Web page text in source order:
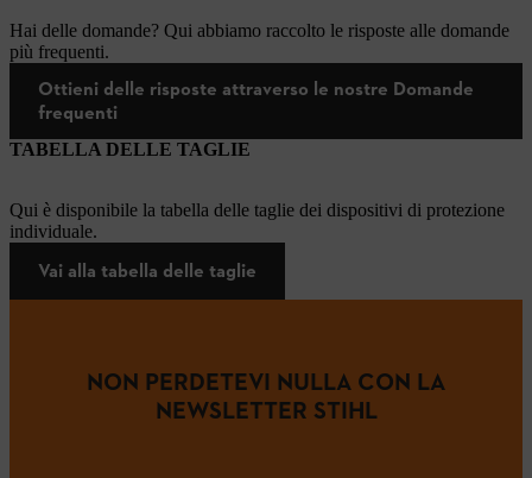
Hai delle domande? Qui abbiamo raccolto le risposte alle domande
più frequenti.
Ottieni delle risposte attraverso le nostre Domande
frequenti
TABELLA DELLE TAGLIE
Qui è disponibile la tabella delle taglie dei dispositivi di protezione
individuale.
Vai alla tabella delle taglie
NON PERDETEVI NULLA CON LA
NEWSLETTER STIHL